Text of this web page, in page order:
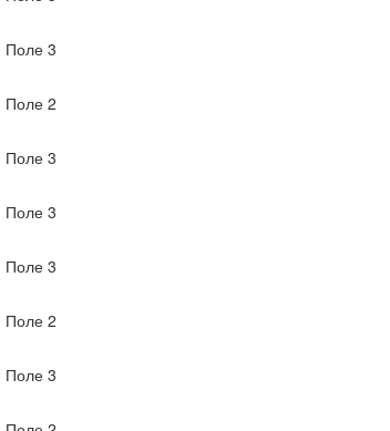
Поле 3
Поле 2
Поле 3
Поле 3
Поле 3
Поле 2
Поле 3